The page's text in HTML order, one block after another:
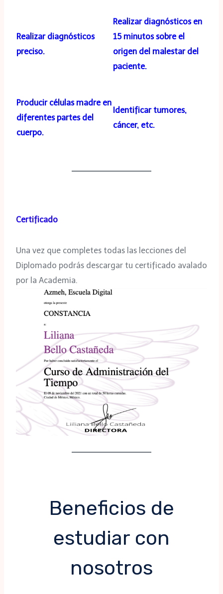
Realizar diagnósticos
preciso.
Realizar diagnósticos en
15 minutos sobre el
origen del malestar del
paciente.
Producir células madre en
diferentes partes del
cuerpo.
Identificar tumores,
cáncer, etc.
Certificado
Una vez que completes todas las lecciones del
Diplomado podrás descargar tu certificado avalado
por la Academia.
Beneficios de
estudiar con
nosotros